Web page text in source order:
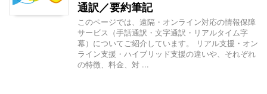
通訳／要約筆記
このページでは、遠隔・オンライン対応の情報保障
サービス（手話通訳・文字通訳・リアルタイム字
幕）についてご紹介しています。 リアル支援・オン
ライン支援・ハイブリッド支援の違いや、それぞれ
の特徴、料金、対 ...